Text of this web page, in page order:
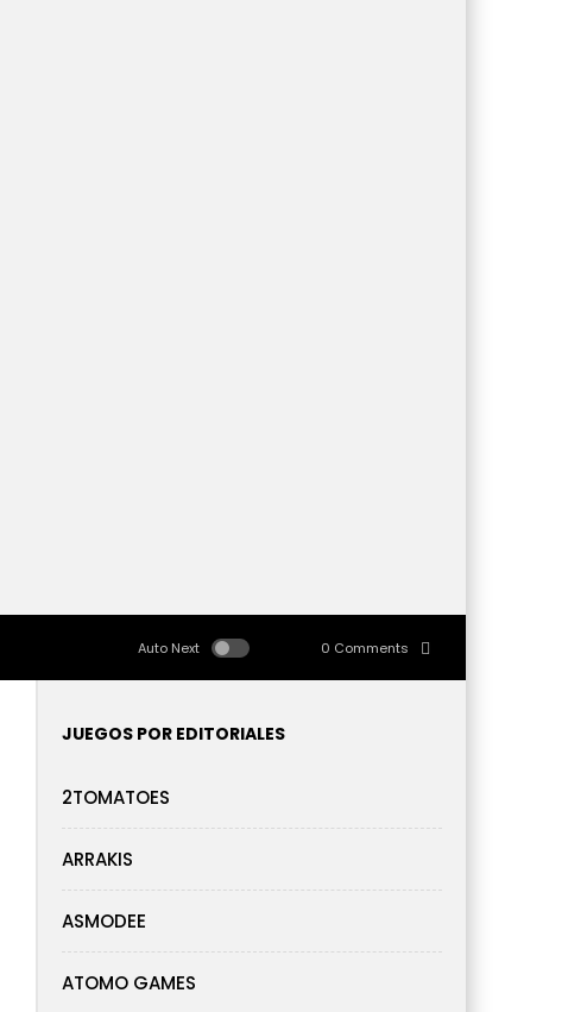
Auto Next 0 Comments
JUEGOS POR EDITORIALES
2TOMATOES
ARRAKIS
ASMODEE
ATOMO GAMES